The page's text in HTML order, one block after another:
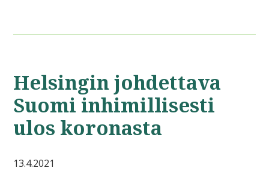
Helsingin johdettava
Suomi inhimillisesti
ulos koronasta
13.4.2021